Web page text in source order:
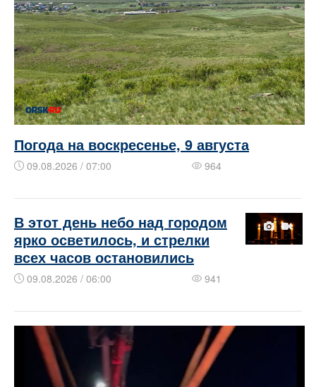
Погода на воскресенье, 9 августа
09.08.2026 / 07:00 964
В этот день небо над городом
ярко осветилось, и стрелки
всех часов остановились
09.08.2026 / 06:00 941